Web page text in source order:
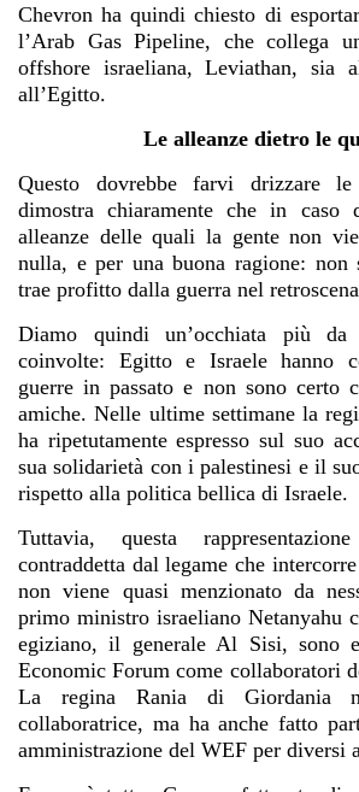
Chevron ha quindi chiesto di
l’Arab Gas Pipeline, che collega
offshore israeliana, Leviathan, sia
all’Egitto.
Le alleanze dietro le
Questo dovrebbe farvi drizzare le
dimostra chiaramente che in caso
alleanze delle quali la gente non
nulla, e per una buona ragione: non
trae profitto dalla guerra nel
Diamo quindi un’occhiata più
coinvolte: Egitto e Israele hanno
guerre in passato e non sono certo
amiche. Nelle ultime settimane la
ha ripetutamente espresso sul suo
sua solidarietà con i palestinesi e il
rispetto alla politica bellica di Israele.
Tuttavia, questa
contraddetta dal legame che
non viene quasi menzionato da
primo ministro israeliano Netanyahu
egiziano, il generale Al Sisi, sono
Economic Forum come collaboratori
La regina Rania di Giordania
collaboratrice, ma ha anche fatto
amministrazione del WEF per diversi